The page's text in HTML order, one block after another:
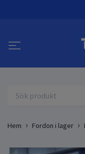
Hem Fordon i lager